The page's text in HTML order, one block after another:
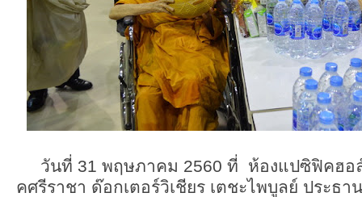
วันที่ 31 พฤษภาคม 2560 ที่ ห้องแปซิฟิคฮอ
คศรีราชา ด๊อกเตอร์วิเชียร เตชะไพบูลย์ ประธ